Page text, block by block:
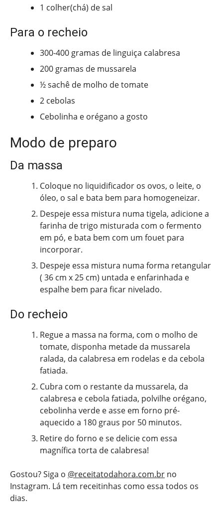
1 colher(chá) de sal
Para o recheio
300-400 gramas de linguiça calabresa
200 gramas de mussarela
½ sachê de molho de tomate
2 cebolas
Cebolinha e orégano a gosto
Modo de preparo
Da massa
Coloque no liquidificador os ovos, o leite, o
óleo, o sal e bata bem para homogeneizar.
Despeje essa mistura numa tigela, adicione a
farinha de trigo misturada com o fermento
em pó, e bata bem com um fouet para
incorporar.
Despeje essa mistura numa forma retangular
( 36 cm x 25 cm) untada e enfarinhada e
espalhe bem para ficar nivelado.
Do recheio
Regue a massa na forma, com o molho de
tomate, disponha metade da mussarela
ralada, da calabresa em rodelas e da cebola
fatiada.
Cubra com o restante da mussarela, da
calabresa e cebola fatiada, polvilhe orégano,
cebolinha verde e asse em forno pré-
aquecido a 180 graus por 50 minutos.
Retire do forno e se delicie com essa
magnífica torta de calabresa!
Gostou? Siga o @receitatodahora.com.br no
Instagram. Lá tem receitinhas como essa todos os
dias.